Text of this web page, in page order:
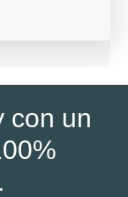
con un